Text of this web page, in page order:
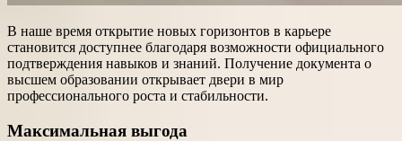
В наше время открытие новых горизонтов в карьере
становится доступнее благодаря возможности официального
подтверждения навыков и знаний. Получение документа о
высшем образовании открывает двери в мир
профессионального роста и стабильности.
Максимальная выгода